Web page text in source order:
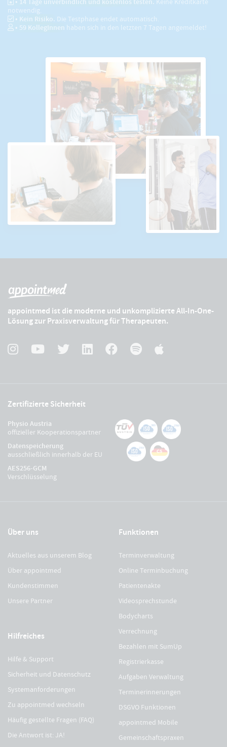
notwendig.
• Kein Risiko. Die Testphase endet automatisch.
• 59 KollegInnen haben sich in den letzten 7 Tagen angemeldet!
appointmed ist die moderne und unkomplizierte All-In-One-
Lösung zur Praxisverwaltung für Therapeuten.
Zertifizierte Sicherheit
Physio Austria
offizieller Kooperationspartner
Datenspeicherung
ausschließlich innerhalb der EU
AES256-GCM
Verschlüsselung
Über uns
Aktuelles aus unserem Blog
Über appointmed
Kundenstimmen
Unsere Partner
Hilfreiches
Hilfe & Support
Sicherheit und Datenschutz
Systemanforderungen
Zu appointmed wechseln
Häufig gestellte Fragen (FAQ)
Die Antwort ist: JA!
Funktionen
Terminverwaltung
Online Terminbuchung
Patientenakte
Videosprechstunde
Bodycharts
Verrechnung
Bezahlen mit SumUp
Registrierkasse
Aufgaben Verwaltung
Terminerinnerungen
DSGVO Funktionen
appointmed Mobile
Gemeinschaftspraxen